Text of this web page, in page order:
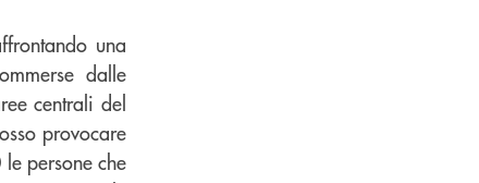
una
dalle
centrali del
provocare
persone che